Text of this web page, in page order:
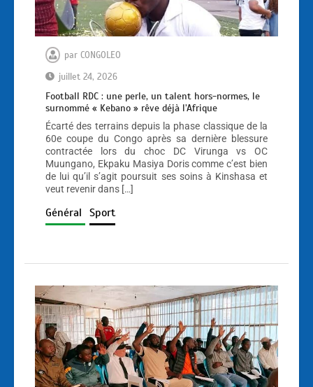
par CONGOLEO
juillet 24, 2026
Football RDC : une perle, un talent hors-normes, le
surnommé « Kebano » rêve déjà l’Afrique
Écarté des terrains depuis la phase classique de la
60e coupe du Congo après sa dernière blessure
contractée lors du choc DC Virunga vs OC
Muungano, Ekpaku Masiya Doris comme c’est bien
de lui qu’il s’agit poursuit ses soins à Kinshasa et
veut revenir dans […]
Général Sport